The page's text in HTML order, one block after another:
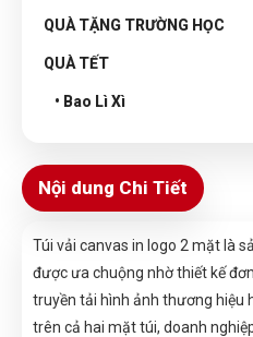
QUÀ TẶNG TRƯỜNG HỌC
QUÀ TẾT
• Bao Lì Xì
Nội dung Chi Tiết
Túi vải canvas in logo 2 mặt là
được ưa chuộng nhờ thiết kế
truyền tải hình ảnh thương hiệu
trên cả hai mặt túi, doanh